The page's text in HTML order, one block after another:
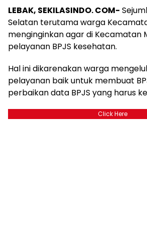
LEBAK, SEKILASINDO. COM-
Selatan terutama warga
menginginkan agar di Kecamatan
pelayanan BPJS kesehatan.
Hal ini dikarenakan warga
pelayanan baik untuk membuat
perbaikan data BPJS yang harus
Click Here